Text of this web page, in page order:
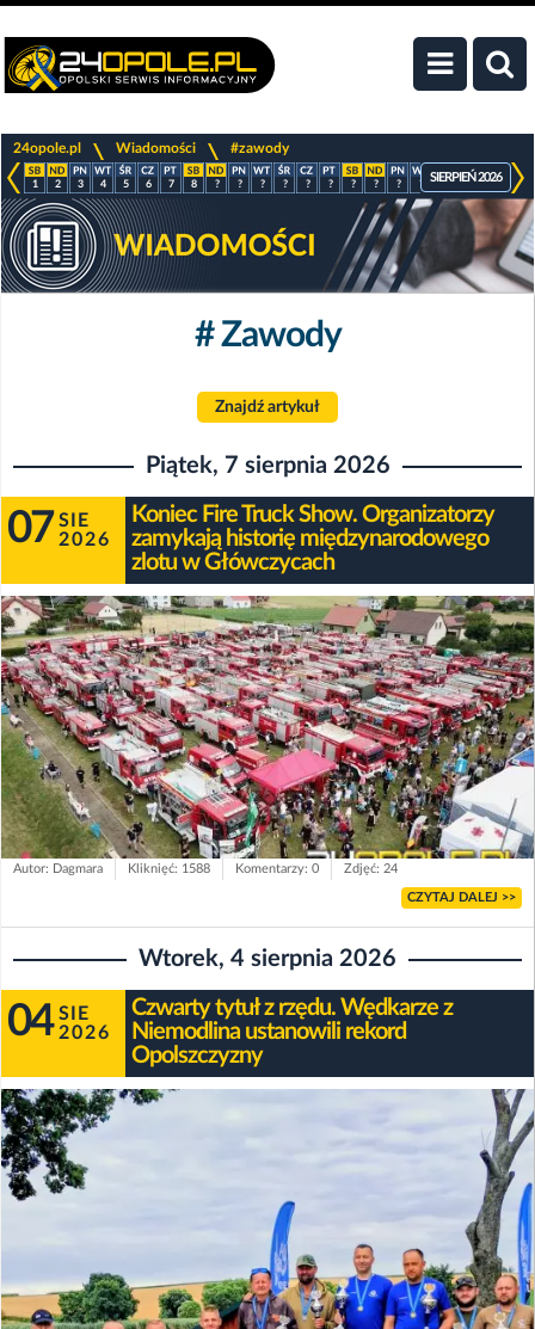
24opole.pl Wiadomości #zawody
1 2 3 4 5 6 7 8 ? ? ? ? ? ? ? ? ? ? ? ? ?
SIERPIEŃ 2026
# Zawody
Znajdź artykuł
Piątek, 7 sierpnia 2026
07 SIE
2026
Koniec Fire Truck Show. Organizatorzy
zamykają historię międzynarodowego
zlotu w Główczycach
Autor: Dagmara Kliknięć: 1588 Komentarzy: 0 Zdjęć: 24
CZYTAJ DALEJ >>
Wtorek, 4 sierpnia 2026
04 SIE
2026
Czwarty tytuł z rzędu. Wędkarze z
Niemodlina ustanowili rekord
Opolszczyzny